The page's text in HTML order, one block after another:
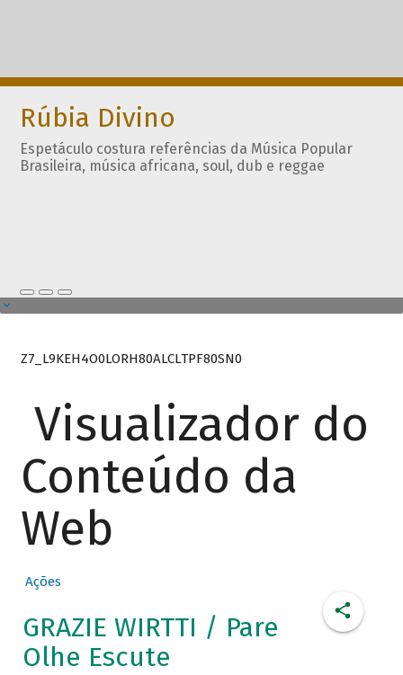
Rúbia Divino
Espetáculo costura referências da Música Popular
Brasileira, música africana, soul, dub e reggae
Z7_L9KEH4O0LORH80ALCLTPF80SN0
Visualizador do
Conteúdo da
Web
Ações
GRAZIE WIRTTI / Pare
Olhe Escute